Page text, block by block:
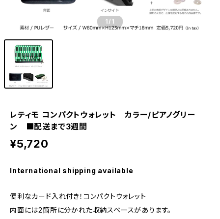
1 /1
レティモ コンパクトウォレット カラー/ピアノグリー
ン ■配送まで3週間
¥5,720
International shipping available
便利なカード入れ付き！コンパクトウォレット
内面には2箇所に分かれた収納スペースがあります。